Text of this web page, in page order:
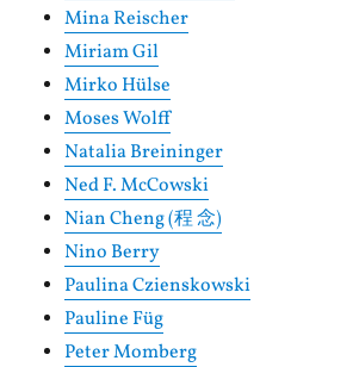
Mina Reischer
Miriam Gil
Mirko Hülse
Moses Wolff
Natalia Breininger
Ned F. McCowski
Nian Cheng (程 念)
Nino Berry
Paulina Czienskowski
Pauline Füg
Peter Momberg